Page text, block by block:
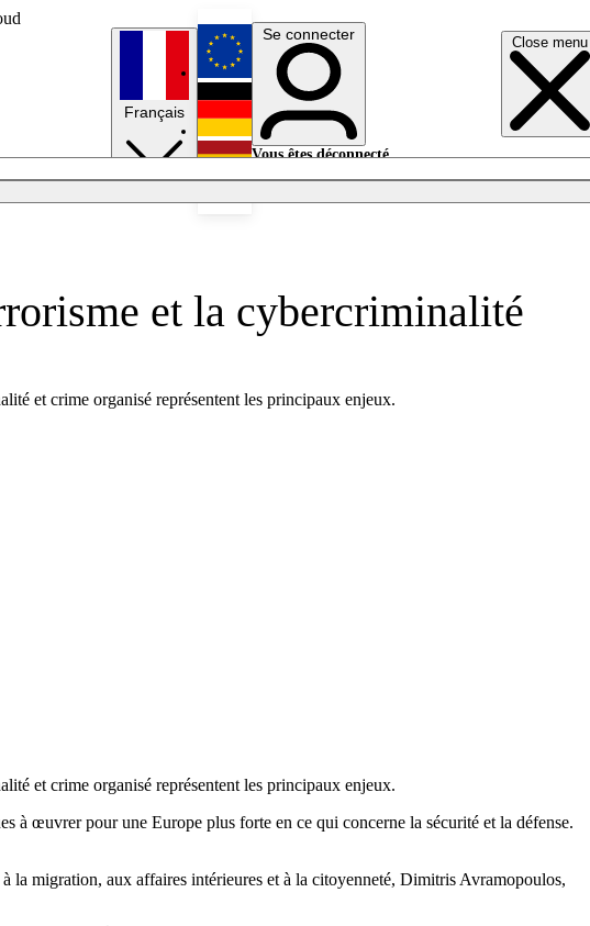
Close menu
Français
English
Deutsch
Se connecter
Vous êtes déconnecté.
et la cybercriminalité
et crime organisé représentent les principaux enjeux.
et crime organisé représentent les principaux enjeux.
à œuvrer pour une Europe plus forte en ce qui concerne la sécurité et la défense.
la migration, aux affaires intérieures et à la citoyenneté, Dimitris Avramopoulos,